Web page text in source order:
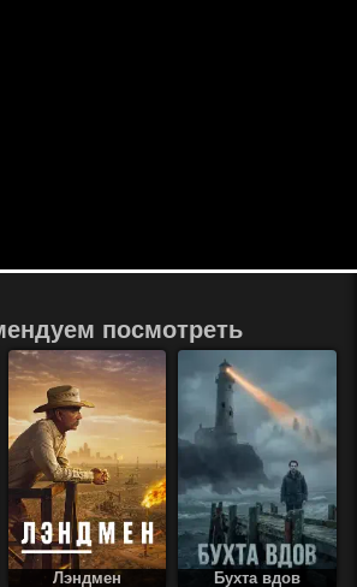
посмотреть
Лэндмен Бухта вдов